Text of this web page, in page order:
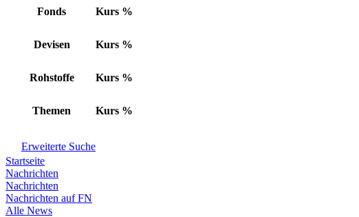
Fonds Kurs %
Devisen Kurs %
Rohstoffe Kurs %
Themen Kurs %
Erweiterte Suche
Startseite
Nachrichten
Nachrichten
Nachrichten auf FN
Alle News